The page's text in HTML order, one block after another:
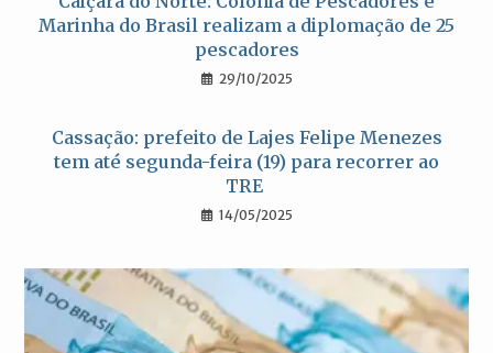
Marinha do Brasil realizam a diplomação de 25
pescadores
29/10/2025
Cassação: prefeito de Lajes Felipe Menezes
tem até segunda-feira (19) para recorrer ao
TRE
14/05/2025